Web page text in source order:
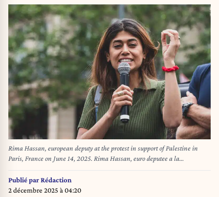
Rima Hassan, european deputy at the protest in support of Palestine in
Paris, France on June 14, 2025. Rima Hassan, euro deputee a la
manifestation en soutien a la Palestine a Paris, France le 14 juin 2025.
(Photo by Carine Schmitt / Hans Lucas via AFP)
Publié parRédaction
2 décembre 2025 à 04:20